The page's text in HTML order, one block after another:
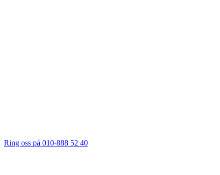
Ring oss på 010-888 52 40